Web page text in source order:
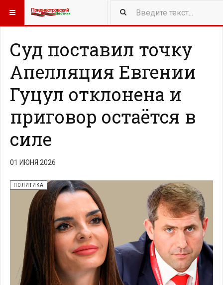
418 NEW ARTICLES
Суд поставил точку
Апелляция Евгении
Гуцул отклонена и
приговор остаётся в
силе
01 ИЮНЯ 2026
ПОЛИТИКА